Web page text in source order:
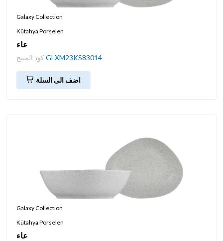
Galaxy Collection
Kütahya Porselen
عاء
GLXM23KS83014
اضف الى السلة
Galaxy Collection
Kütahya Porselen
عاء